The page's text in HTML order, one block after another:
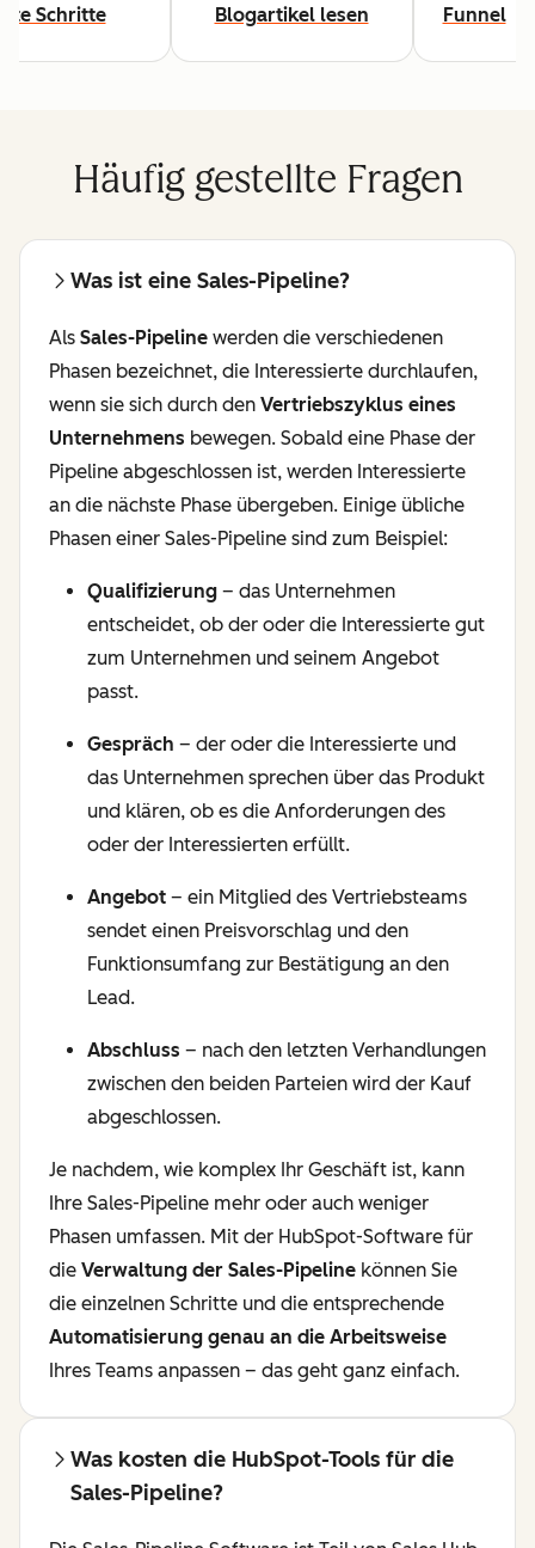
Schritte Blogartikel lesen
Funnel
Häufig gestellte Fragen
Was ist eine Sales-Pipeline?
Als Sales-Pipeline werden die verschiedenen
Phasen bezeichnet, die Interessierte durchlaufen,
wenn sie sich durch den Vertriebszyklus eines
Unternehmens bewegen. Sobald eine Phase der
Pipeline abgeschlossen ist, werden Interessierte
an die nächste Phase übergeben. Einige übliche
Phasen einer Sales-Pipeline sind zum Beispiel:
Qualifizierung – das Unternehmen
entscheidet, ob der oder die Interessierte gut
zum Unternehmen und seinem Angebot
passt.
Gespräch – der oder die Interessierte und
das Unternehmen sprechen über das Produkt
und klären, ob es die Anforderungen des
oder der Interessierten erfüllt.
Angebot – ein Mitglied des Vertriebsteams
sendet einen Preisvorschlag und den
Funktionsumfang zur Bestätigung an den
Lead.
Abschluss – nach den letzten Verhandlungen
zwischen den beiden Parteien wird der Kauf
abgeschlossen.
Je nachdem, wie komplex Ihr Geschäft ist, kann
Ihre Sales-Pipeline mehr oder auch weniger
Phasen umfassen. Mit der HubSpot-Software für
die Verwaltung der Sales-Pipeline können Sie
die einzelnen Schritte und die entsprechende
Automatisierung genau an die Arbeitsweise
Ihres Teams anpassen – das geht ganz einfach.
Was kosten die HubSpot-Tools für die
Sales-Pipeline?